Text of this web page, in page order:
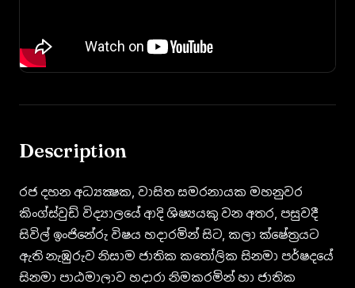
Description
රජ දහන අධ්‍යක්‍ෂක, වාසිත සමරනායක මහනුවර
කිංග්ස්වුඩ් විද්‍යාලයේ ආදි ශිෂ්‍යයකු වන අතර, පසුවදී
සිවිල් ඉංජිනේරු විෂය හදාරමින් සිට, කලා ක්ෂේත්‍රයට
ඇති නැඹුරුව නිසාම ජාතික කතෝලික සිනමා පර්ෂදයේ
සිනමා පාඨමාලාව හදාරා නිමකරමින් හා ජාතික